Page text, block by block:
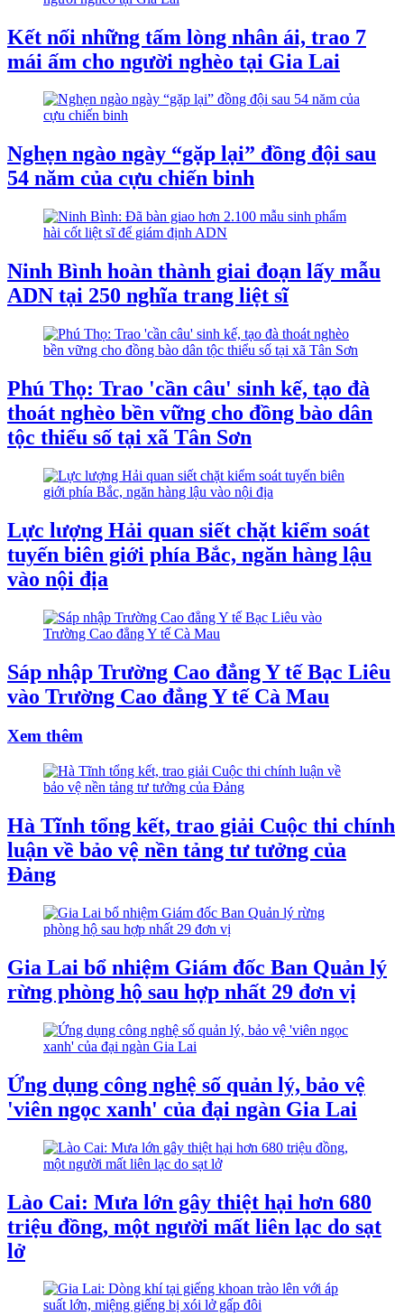
Kết nối những tấm lòng nhân ái, trao 7
mái ấm cho người nghèo tại Gia Lai
Nghẹn ngào ngày “gặp lại” đồng đội sau
54 năm của cựu chiến binh
Ninh Bình hoàn thành giai đoạn lấy mẫu
ADN tại 250 nghĩa trang liệt sĩ
Phú Thọ: Trao 'cần câu' sinh kế, tạo đà
thoát nghèo bền vững cho đồng bào dân
tộc thiểu số tại xã Tân Sơn
Lực lượng Hải quan siết chặt kiểm soát
tuyến biên giới phía Bắc, ngăn hàng lậu
vào nội địa
Sáp nhập Trường Cao đẳng Y tế Bạc Liêu
vào Trường Cao đẳng Y tế Cà Mau
Xem thêm
Hà Tĩnh tổng kết, trao giải Cuộc thi chính
luận về bảo vệ nền tảng tư tưởng của
Đảng
Gia Lai bổ nhiệm Giám đốc Ban Quản lý
rừng phòng hộ sau hợp nhất 29 đơn vị
Ứng dụng công nghệ số quản lý, bảo vệ
'viên ngọc xanh' của đại ngàn Gia Lai
Lào Cai: Mưa lớn gây thiệt hại hơn 680
triệu đồng, một người mất liên lạc do sạt
lở